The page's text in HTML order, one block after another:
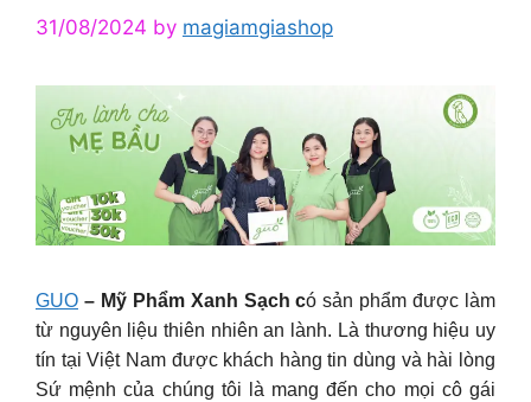
31/08/2024 by magiamgiashop
GUO – Mỹ Phẩm Xanh Sạch có sản phẩm được làm
từ nguyên liệu thiên nhiên an lành. Là thương hiệu uy
tín tại Việt Nam được khách hàng tin dùng và hài lòng
Sứ mệnh của chúng tôi là mang đến cho mọi cô gái